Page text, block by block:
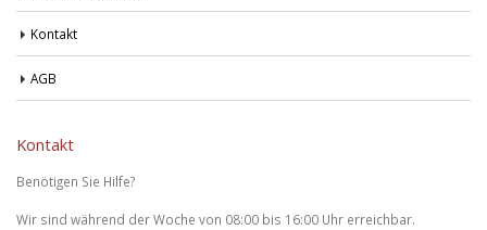
Kontakt
AGB
Kontakt
Benötigen Sie Hilfe?
Wir sind während der Woche von 08:00 bis 16:00 Uhr erreichbar.